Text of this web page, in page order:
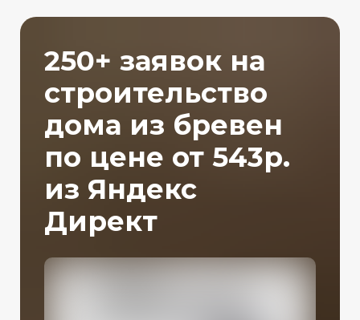
250+ заявок на
строительство
дома из бревен
по цене от 543р.
из Яндекс
Директ